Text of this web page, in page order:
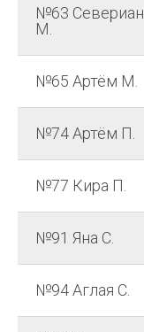
№63 Севериан
М.
№65 Артём М.
№74 Артём П.
№77 Кира П.
№91 Яна С.
№94 Аглая С.